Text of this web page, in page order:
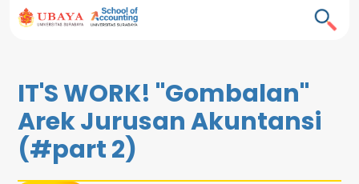
IT'S WORK! "Gombalan"
Arek Jurusan Akuntansi
(#part 2)